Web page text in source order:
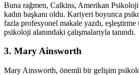
Buna rağmen, Calkins, Amerikan
kadın başkanı oldu. Kariyeri boyunca
fazla profesyonel makale yazdı,
psikoloji alanındaki çalışmalarıyla tanındı.
3. Mary Ainsworth
Mary Ainsworth, önemli bir gelişim